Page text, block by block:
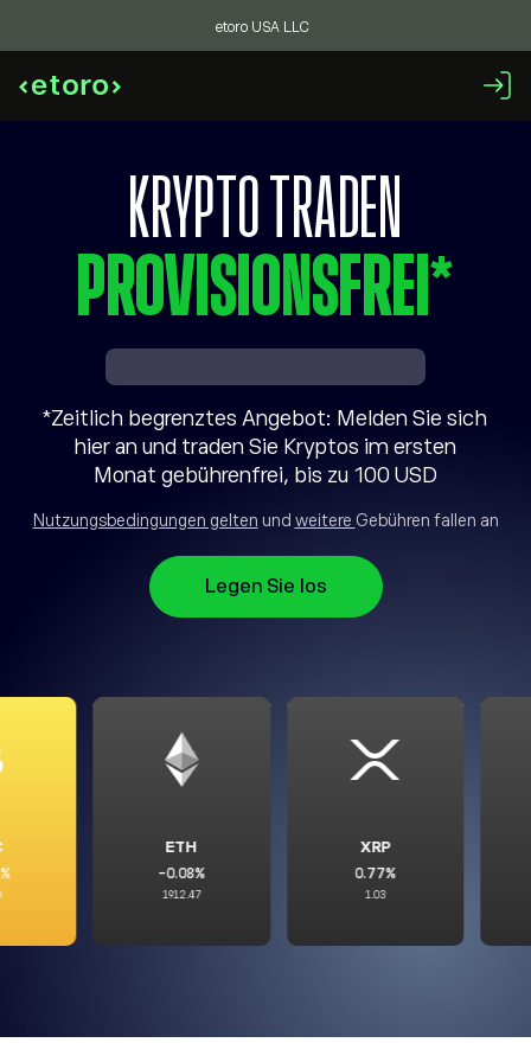
KRYPTO TRADEN
PROVISIONSFREI*
*Zeitlich begrenztes Angebot: Melden Sie sich
hier an und traden Sie Kryptos im ersten
Monat gebührenfrei, bis zu 100 USD
Nutzungsbedingungen gelten und weitere Gebühren fallen an
Legen Sie los
etoro USA LLC